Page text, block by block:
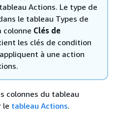
Actions. Le type de
le tableau Types de
colonne Clés de
les clés de condition
à une action
colonnes du tableau
le tableau Actions.